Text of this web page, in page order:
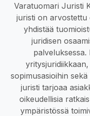
Varatuomari Juristi
juristi on arvostettu
yhdistää
juridisen
sopimusasioihin
juristi tarjoaa
oikeudellisia
ympäristössä